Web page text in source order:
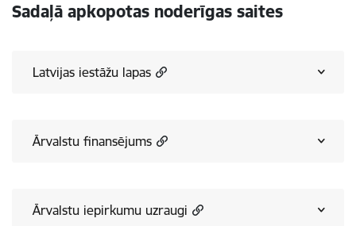
Sadaļā apkopotas noderīgas saites
Latvijas iestāžu lapas
Ārvalstu finansējums
Ārvalstu iepirkumu uzraugi